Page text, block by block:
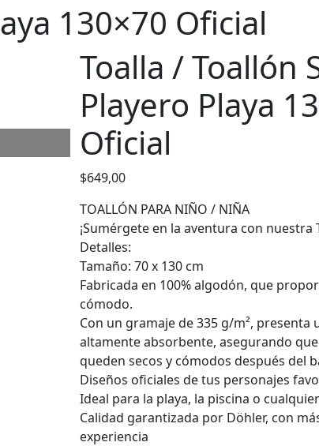
130×70 Oficial
Toalla / Toallón
Playero Playa
Oficial
$649,00
TOALLÓN PARA NIÑO / NIÑA
¡Sumérgete en la aventura con nuestra
Detalles:
Tamaño: 70 x 130 cm
Fabricada en 100% algodón, que
cómodo.
Con un gramaje de 335 g/m², presenta
altamente absorbente, asegurando
queden secos y cómodos después del
Diseños oficiales de tus personajes
Ideal para la playa, la piscina o
Calidad garantizada por Döhler, con
experiencia